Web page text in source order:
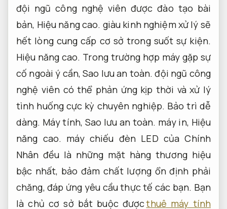
đội ngũ công nghệ viên được đào tạo bài
bản, Hiệu năng cao. giàu kinh nghiệm xử lý sẽ
hết lòng cung cấp cơ sở trong suốt sự kiện.
Hiệu năng cao. Trong trường hợp máy gặp sự
cố ngoài ý cần,Sao lưu an toàn. đội ngũ công
nghệ viên có thể phản ứng kịp thời và xử lý
tình huống cực kỳ chuyên nghiệp. Bảo trì dễ
dàng. Máy tính, Sao lưu an toàn. máy in, Hiệu
năng cao. máy chiếu đèn LED của Chính
Nhân đều là những mặt hàng thương hiệu
bậc nhất, bảo đảm chất lượng ổn định phải
chăng, đáp ứng yêu cầu thực tế các bạn. Bạn
là chủ cơ sở bắt buộc đượcthuê máy tính